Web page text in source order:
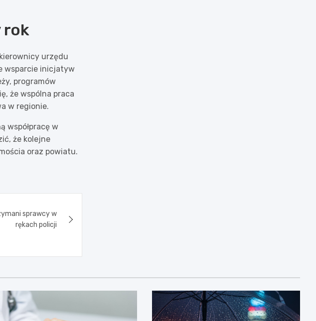
rok
urzędu
wsparcie inicjatyw
programów
że wspólna praca
w regionie.
współpracę w
że kolejne
oraz powiatu.
sprawcy w
rękach policji